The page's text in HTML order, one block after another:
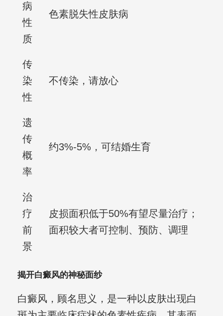
病
性
质
色素脱失性皮肤病
传
染
性
不传染，请放心
遗
传
概
率
约3%-5%，可结婚生育
治
疗
前
景
皮损面积低于50%有望尽量治疗；
面积较大者可控制、预防、调理
揭开白癜风的神秘面纱
白癜风，顾名思义，是一种以皮肤出现白